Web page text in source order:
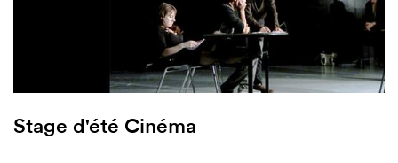
Stage d'été Cinéma